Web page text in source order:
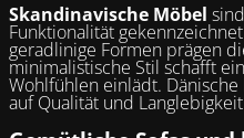
Skandinavische Möbel
Funktionalität
geradlinige Formen prägen
minimalistische Stil schafft
Wohlfühlen einlädt.
auf Qualität und